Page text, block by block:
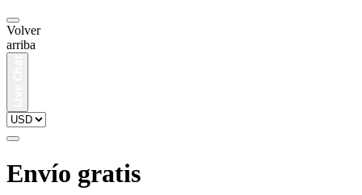
Volver
arriba
Envío gratis